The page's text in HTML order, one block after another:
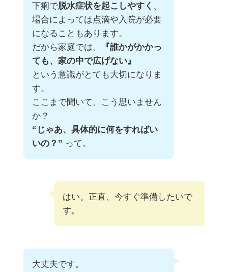
下痢で脱水症状を起こしやすく 、
場合によっては点滴や入院が必要
になることもあります。
だから家庭では、
『誰かがかかっ
ても、家の中で広げない』
という意識がとても大切になりま
す。
ここまで聞いて、こう思いません
か？
“じゃあ、具体的に何をすればい
いの？” って。
はい。正直、今すぐ準備したいで
す。
大丈夫です。